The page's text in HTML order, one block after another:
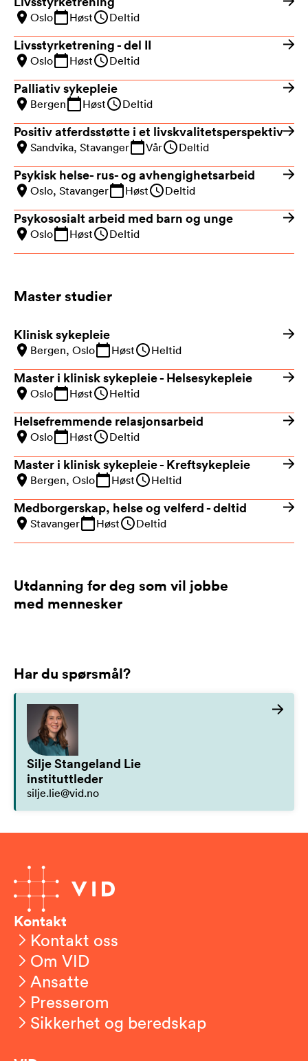
Oslo Høst Deltid
Livsstyrketrening - del II
Oslo Høst Deltid
Palliativ sykepleie
Bergen Høst Deltid
Positiv atferdsstøtte i et livskvalitetsperspektiv
Sandvika, Stavanger Vår Deltid
Psykisk helse- rus- og avhengighetsarbeid
Oslo, Stavanger Høst Deltid
Psykososialt arbeid med barn og unge
Oslo Høst Deltid
Master studier
Klinisk sykepleie
Bergen, Oslo Høst Heltid
Master i klinisk sykepleie - Helsesykepleie
Oslo Høst Heltid
Helsefremmende relasjonsarbeid
Oslo Høst Deltid
Master i klinisk sykepleie - Kreftsykepleie
Bergen, Oslo Høst Heltid
Medborgerskap, helse og velferd - deltid
Stavanger Høst Deltid
Utdanning for deg som vil jobbe
med mennesker
Har du spørsmål?
Silje Stangeland Lie
instituttleder
silje.lie@vid.no
Kontakt
Kontakt oss
Om VID
Ansatte
Presserom
Sikkerhet og beredskap